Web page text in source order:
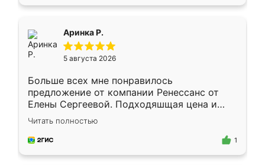
Аринка Р.
5 августа 2026
Больше всех мне понравилось
предложение от компании Ренессанс от
Елены Сергеевой. Подходяшщая цена и
короткие сроки изготовления. Приехавший
для замера сотрудник Владислав
предложил по моему эскизу самый
Читать полностью
1